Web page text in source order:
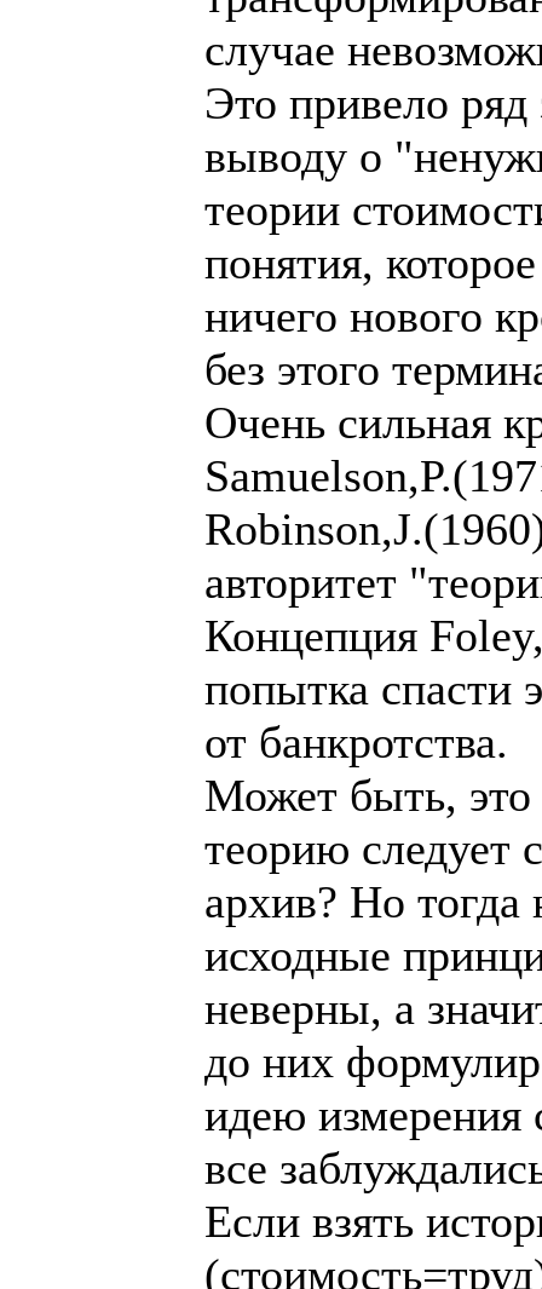
случае
Это привело
выводу о
теории
понятия,
ничего нового
без этого
Очень сильная
авторитет
Концепция
попытка спасти
от банкротства.
Может быть, это
теорию следует
архив? Но тогда
исходные
неверны, а
до них
идею измерения
все
Если взять